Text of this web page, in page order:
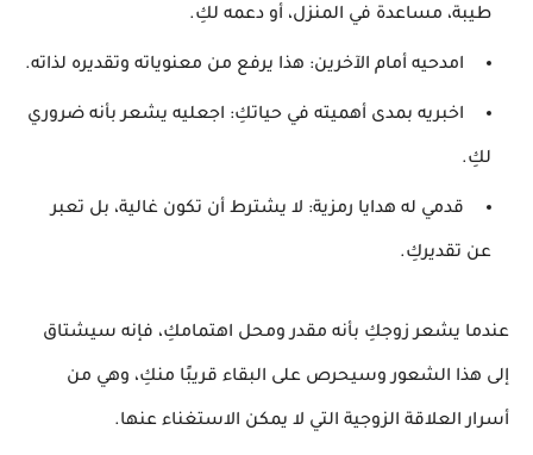
طيبة، مساعدة في المنزل، أو دعمه لكِ.
امدحيه أمام الآخرين: هذا يرفع من معنوياته وتقديره لذاته.
اخبريه بمدى أهميته في حياتكِ: اجعليه يشعر بأنه ضروري
لكِ.
قدمي له هدايا رمزية: لا يشترط أن تكون غالية، بل تعبر
عن تقديركِ.
عندما يشعر زوجكِ بأنه مقدر ومحل اهتمامكِ، فإنه سيشتاق
إلى هذا الشعور وسيحرص على البقاء قريبًا منكِ، وهي من
أسرار العلاقة الزوجية التي لا يمكن الاستغناء عنها.